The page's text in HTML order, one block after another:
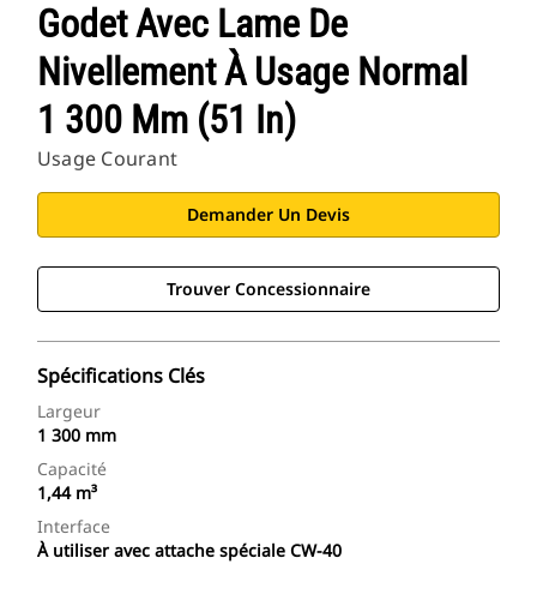
Godet Avec Lame De
Nivellement À Usage Normal
1 300 Mm (51 In)
Usage Courant
Demander Un Devis
Trouver Concessionnaire
Spécifications Clés
Largeur
1 300 mm
Capacité
1,44 m³
Interface
À utiliser avec attache spéciale CW-40